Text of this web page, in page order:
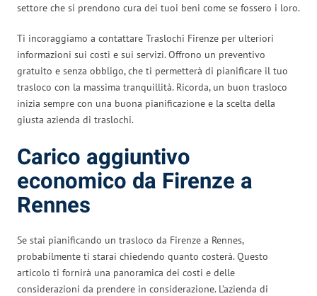
settore che si prendono cura dei tuoi beni come se fossero i loro.
Ti incoraggiamo a contattare Traslochi Firenze per ulteriori
informazioni sui costi e sui servizi. Offrono un preventivo
gratuito e senza obbligo, che ti permetterà di pianificare il tuo
trasloco con la massima tranquillità. Ricorda, un buon trasloco
inizia sempre con una buona pianificazione e la scelta della
giusta azienda di traslochi.
Carico aggiuntivo
economico da Firenze a
Rennes
Se stai pianificando un trasloco da Firenze a Rennes,
probabilmente ti starai chiedendo quanto costerà. Questo
articolo ti fornirà una panoramica dei costi e delle
considerazioni da prendere in considerazione. L’azienda di